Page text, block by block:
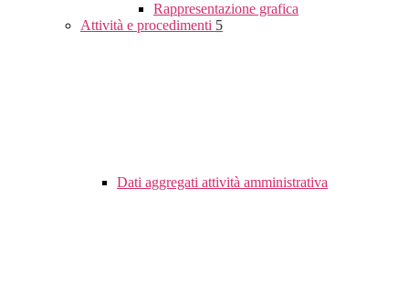
Rappresentazione grafica
Attività e procedimenti 5
Dati aggregati attività amministrativa